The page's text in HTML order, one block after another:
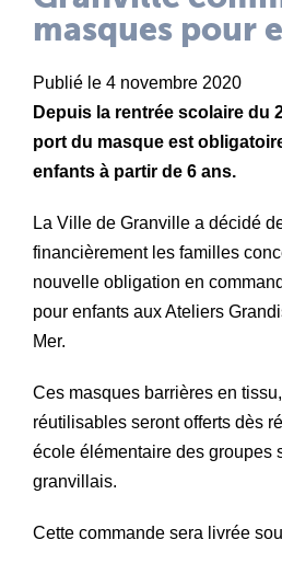
masques pour
Publié le 4 novembre 2020
Depuis la rentrée scolaire du
port du masque est
enfants à partir de 6 ans.
La Ville de Granville a décidé
financièrement les familles
nouvelle obligation en
pour enfants aux Ateliers
Mer.
Ces masques barrières en
réutilisables seront offerts dès
école élémentaire des groupes
granvillais.
Cette commande sera livrée